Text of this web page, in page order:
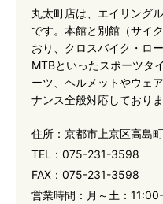
丸太町店は、エイリング
です。本館と別館（サイ
おり、クロスバイク・ロ
MTBといったスポーツタ
ーツ、ヘルメットやウェ
ナンス全般対応しており
住所： 京都市上京区高島
TEL： 075-231-3598
FAX： 075-231-3598
営業時間： 月～土：